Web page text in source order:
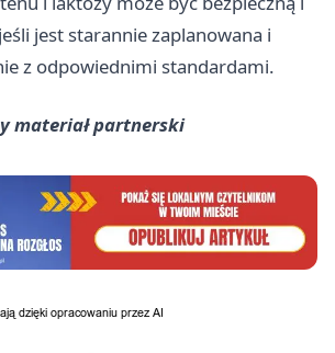
jest starannie zaplanowana i
z odpowiednimi standardami.
materiał partnerski